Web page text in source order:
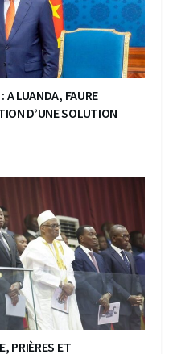
A LUANDA, FAURE
D’UNE SOLUTION
PRIÈRES ET